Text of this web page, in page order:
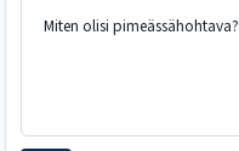
Miten olisi pimeässähohtava?